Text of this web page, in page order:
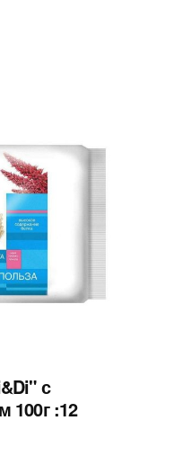
с
100г :12